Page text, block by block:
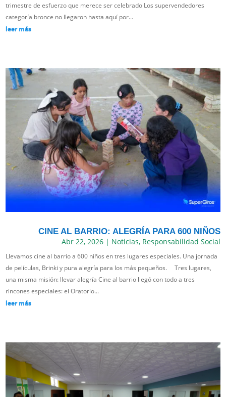
trimestre de esfuerzo que merece ser celebrado Los supervendedores
categoría bronce no llegaron hasta aquí por...
leer más
CINE AL BARRIO: ALEGRÍA PARA 600 NIÑOS
Abr 22, 2026| Noticias, Responsabilidad Social
Llevamos cine al barrio a 600 niños en tres lugares especiales. Una jornada
de películas, Brinki y pura alegría para los más pequeños. Tres lugares,
una misma misión: llevar alegría Cine al barrio llegó con todo a tres
rincones especiales: el Oratorio...
leer más